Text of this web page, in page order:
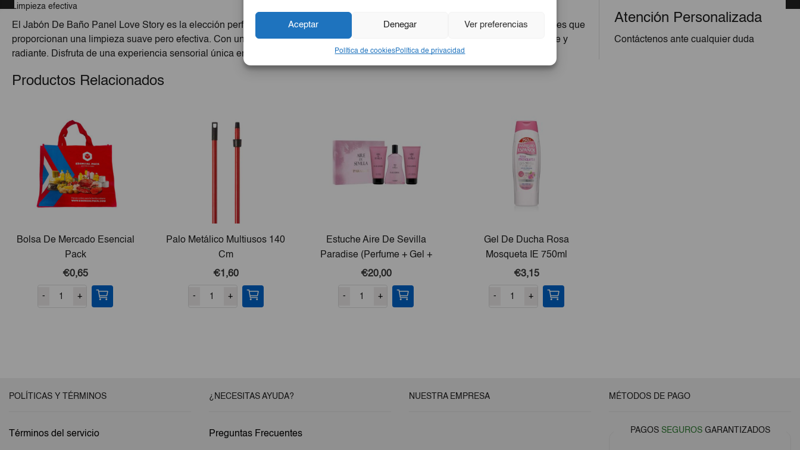
Aceptar Denegar Ver preferencias
Política de cookiesPolítica de privacidad
Limpieza efectiva
El Jabón De Baño Panel Love Story es la elección perfecta para tu cuidado diario. Su fórmula única combina ingredientes naturales que
proporcionan una limpieza suave pero efectiva. Con un aroma envolvente, este jabón brinda hidratación a tu piel, dejándola suave y
radiante. Disfruta de una experiencia sensorial única en cada uso.
Productos Relacionados
Bolsa De Mercado Esencial
Pack
€0,65
- +
Palo Metálico Multiusos 140
Cm
€1,60
- +
Estuche Aire De Sevilla
Paradise (Perfume + Gel +
Crema)
€20,00
- +
Gel De Ducha Rosa
Mosqueta IE 750ml
€3,15
- +
Atención Personalizada
Contáctenos ante cualquier duda
POLÍTICAS Y TÉRMINOS
Términos del servicio
¿NECESITAS AYUDA?
Preguntas Frecuentes
NUESTRA EMPRESA MÉTODOS DE PAGO
PAGOS SEGUROSGARANTIZADOS